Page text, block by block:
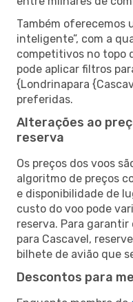
Também oferecemos
inteligente”, com a
competitivos no topo
pode aplicar filtros
{Londrinapara
preferidas.
Alterações ao
reserva
Os preços dos voos
algoritmo de preços
e disponibilidade de
custo do voo pode
reserva. Para garantir
para Cascavel,
bilhete de avião que
Descontos para